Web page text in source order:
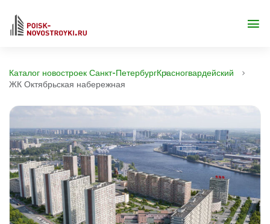
Каталог новостроек Санкт-ПетербургКрасногвардейский
ЖК Октябрьская набережная